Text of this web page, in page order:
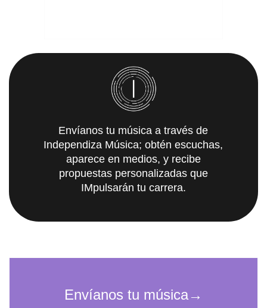
Envíanos tu música a través de
Independiza Música; obtén escuchas,
aparece en medios, y recibe
propuestas personalizadas que
IMpulsarán tu carrera.